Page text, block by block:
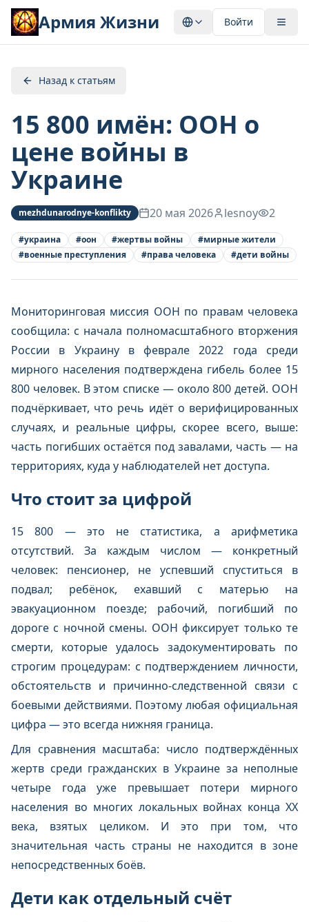
Армия Жизни Войти
Назад к статьям
15 800 имён: ООН о
цене войны в
Украине
mezhdunarodnye-konflikty 20 мая 2026 lesnoy 2
#украина #оон #жертвы войны #мирные жители
#военные преступления #права человека #дети войны
Мониторинговая миссия ООН по правам человека
сообщила: с начала полномасштабного вторжения
России в Украину в феврале 2022 года среди
мирного населения подтверждена гибель более 15
800 человек. В этом списке — около 800 детей. ООН
подчёркивает, что речь идёт о верифицированных
случаях, и реальные цифры, скорее всего, выше:
часть погибших остаётся под завалами, часть — на
территориях, куда у наблюдателей нет доступа.
Что стоит за цифрой
15 800 — это не статистика, а арифметика
отсутствий. За каждым числом — конкретный
человек: пенсионер, не успевший спуститься в
подвал; ребёнок, ехавший с матерью на
эвакуационном поезде; рабочий, погибший по
дороге с ночной смены. ООН фиксирует только те
смерти, которые удалось задокументировать по
строгим процедурам: с подтверждением личности,
обстоятельств и причинно-следственной связи с
боевыми действиями. Поэтому любая официальная
цифра — это всегда нижняя граница.
Для сравнения масштаба: число подтверждённых
жертв среди гражданских в Украине за неполные
четыре года уже превышает потери мирного
населения во многих локальных войнах конца XX
века, взятых целиком. И это при том, что
значительная часть страны не находится в зоне
непосредственных боёв.
Дети как отдельный счёт